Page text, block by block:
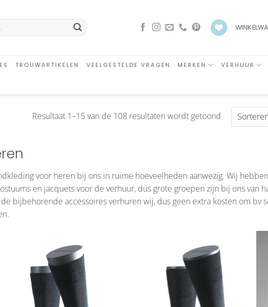
TROUWARTIKELEN VEELGESTELDE VRAGEN MERKEN VERHUUR
Resultaat 1–15 van de 108 resultaten wordt getoond Gesorteerd
voor heren bij ons in ruime hoeveelheden aanwezig. Wij
en jacquets voor de verhuur, dus grote groepen zijn bij ons van
bijbehorende accessoires verhuren wij, dus geen extra kosten om bv
Aan
verlanglijst
toevoegen
Aan
verlanglijst
toevoegen